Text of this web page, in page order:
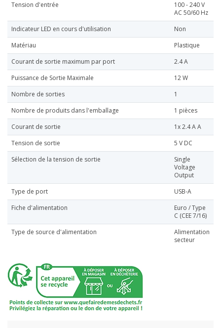
Tension d'entrée
100 - 240 V
AC 50/60 Hz
Indicateur LED en cours d'utilisation
Non
Matériau
Plastique
Courant de sortie maximum par port
2.4 A
Puissance de Sortie Maximale
12 W
Nombre de sorties
1
Nombre de produits dans l'emballage
1 pièces
Courant de sortie
1x 2.4 A A
Tension de sortie
5 V DC
Sélection de la tension de sortie
Single
Voltage
Output
Type de port
USB-A
Fiche d'alimentation
Euro / Type
C (CEE 7/16)
Type de source d'alimentation
Alimentation
secteur